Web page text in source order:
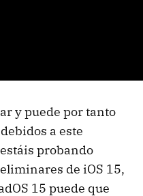
y puede por tanto
a este
probando
de iOS 15,
15 puede que